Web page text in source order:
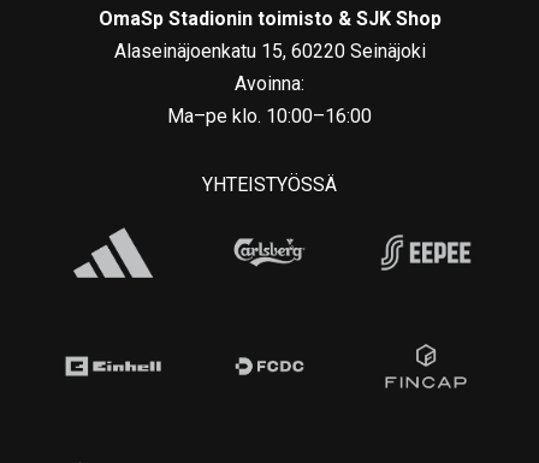
OmaSp Stadionin toimisto & SJK Shop
Alaseinäjoenkatu 15, 60220 Seinäjoki
Avoinna:
Ma–pe klo. 10:00–16:00
YHTEISTYÖSSÄ